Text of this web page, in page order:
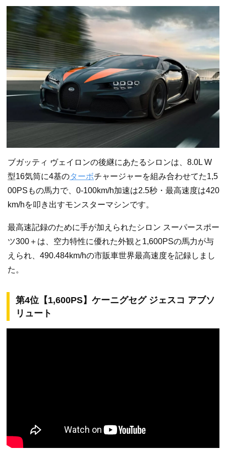
ブガッティ ヴェイロンの後継にあたるシロンは、8.0L W
型16気筒に4基のターボチャージャーを組み合わせてた1,5
00PSもの馬力で、0-100km/h加速は2.5秒・最高速度は420
km/hを叩き出すモンスターマシンです。
最高速記録のために手が加えられたシロン スーパースポー
ツ300＋は、空力特性に優れた外観と1,600PSの馬力が与
えられ、490.484km/hの市販車世界最高速度を記録しまし
た。
第4位【1,600PS】ケーニグセグ ジェスコ アブソ
リュート